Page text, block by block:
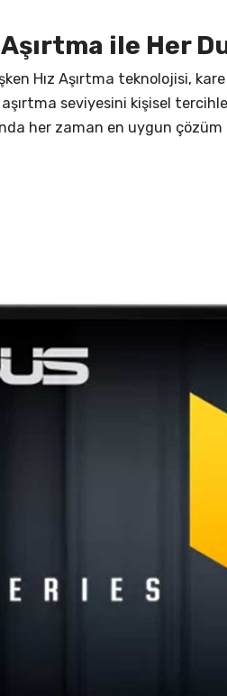
Aşırtma ile Her
Hız Aşırtma teknolojisi,
seviyesini kişisel
her zaman en uygun çözüm